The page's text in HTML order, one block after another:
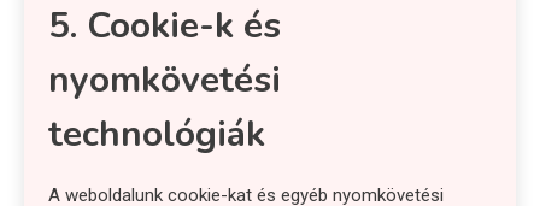
5. Cookie-k és
nyomkövetési
technológiák
A weboldalunk cookie-kat és egyéb nyomkövetési